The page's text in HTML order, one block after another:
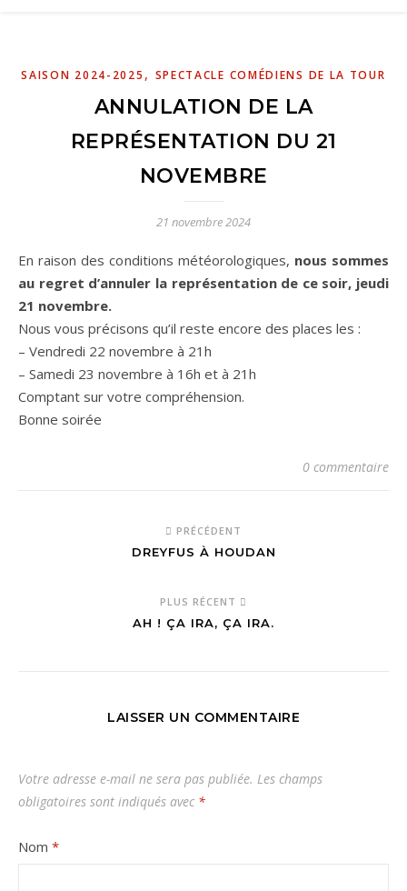
SAISON 2024-2025 , SPECTACLE COMÉDIENS DE LA TOUR
ANNULATION DE LA
REPRÉSENTATION DU 21
NOVEMBRE
21 novembre 2024
En raison des conditions météorologiques, nous sommes
au regret d’annuler la représentation de ce soir, jeudi
21 novembre.
Nous vous précisons qu’il reste encore des places les :
– Vendredi 22 novembre à 21h
– Samedi 23 novembre à 16h et à 21h
Comptant sur votre compréhension.
Bonne soirée
0 commentaire
PRÉCÉDENT
DREYFUS À HOUDAN
PLUS RÉCENT
AH ! ÇA IRA, ÇA IRA.
LAISSER UN COMMENTAIRE
Votre adresse e-mail ne sera pas publiée. Les champs
obligatoires sont indiqués avec *
Nom *